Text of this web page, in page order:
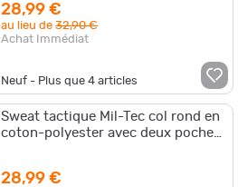
28,99 €
au lieu de32,90 €
Achat Immédiat
Neuf - Plus que4 articles
Sweat tactique Mil-Tec col rond en
coton-polyester avec deux poches
28,99 €